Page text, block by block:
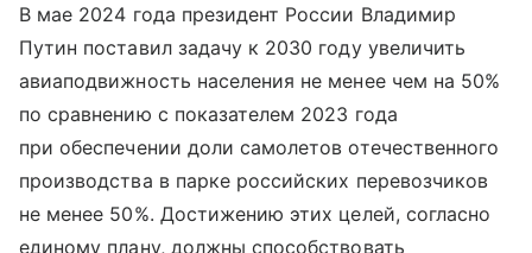
В мае 2024 года президент России Владимир
Путин поставил задачу к 2030 году увеличить
авиаподвижность населения не менее чем на 50%
по сравнению с показателем 2023 года
при обеспечении доли самолетов отечественного
производства в парке российских перевозчиков
не менее 50%. Достижению этих целей, согласно
единому плану, должны способствовать